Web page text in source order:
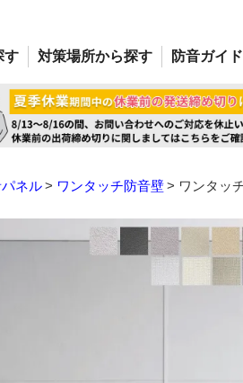
す 対策場所から探す 防音ガイド
ネル ワンタッチ防音壁 ワンタッ